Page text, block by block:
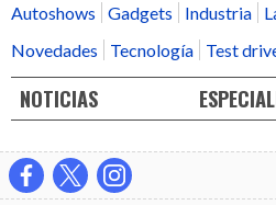
Autoshows
Gadgets Industria
Novedades
Tecnología Test
NOTICIAS